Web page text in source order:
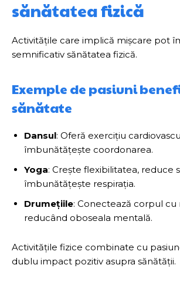
sănătatea fizică
Activitățile care implică mișcare pot
semnificativ sănătatea fizică.
Exemple de pasiuni
sănătate
Dansul: Oferă exercițiu
îmbunătățește coordonarea.
Yoga: Crește flexibilitatea, reduce
îmbunătățește respirația.
Drumețiile: Conectează corpul cu
reducând oboseala mentală.
Activitățile fizice combinate cu
dublu impact pozitiv asupra sănătății.